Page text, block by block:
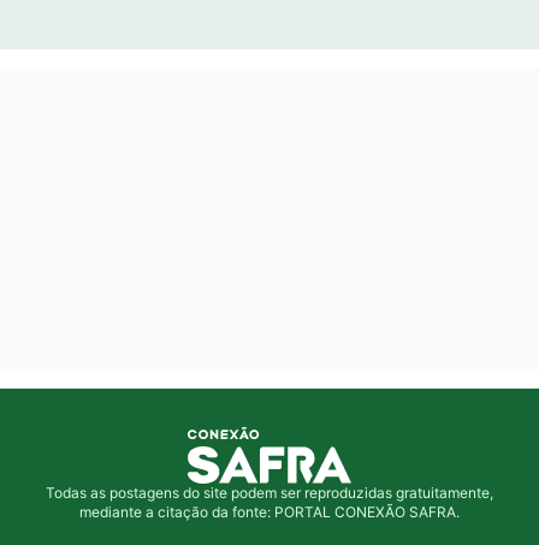
Todas as postagens do site podem ser reproduzidas gratuitamente,
mediante a citação da fonte: PORTAL CONEXÃO SAFRA.